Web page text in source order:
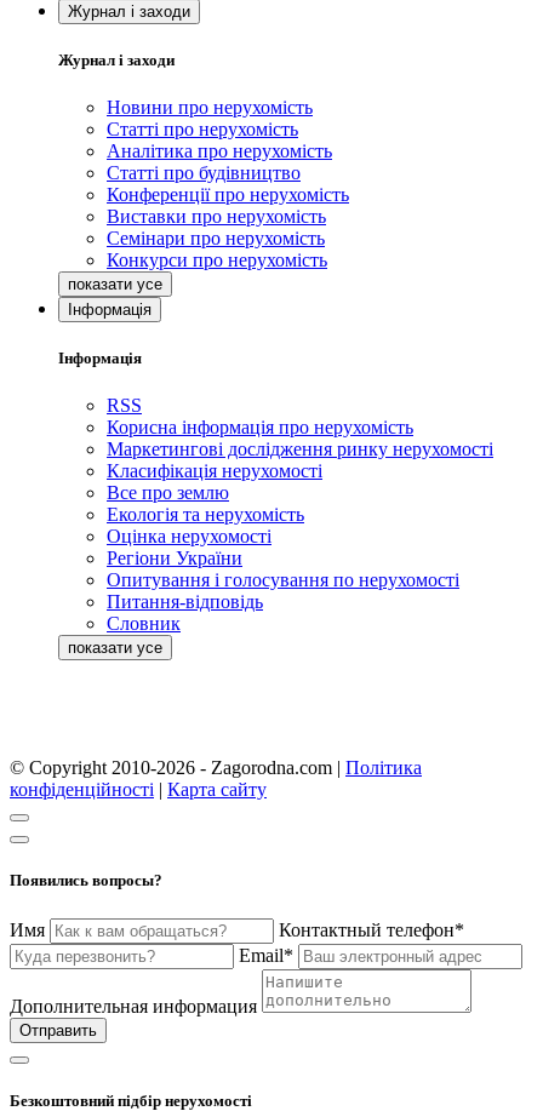
Журнал і заходи
Журнал і заходи
Новини про нерухомість
Статті про нерухомість
Аналітика про нерухомість
Статті про будівництво
Конференції про нерухомість
Виставки про нерухомість
Семінари про нерухомість
Конкурси про нерухомість
Інформація
Інформація
RSS
Корисна інформація про нерухомість
Маркетингові дослідження ринку нерухомості
Класифікація нерухомості
Все про землю
Екологія та нерухомість
Оцінка нерухомості
Регіони України
Опитування і голосування по нерухомості
Питання-відповідь
Словник
© Copyright 2010-2026 - Zagorodna.com | Політика
конфіденційності | Карта сайту
Появились вопросы?
Имя
Контактный телефон*
Email*
Дополнительная информация
Отправить
Безкоштовний підбір нерухомості